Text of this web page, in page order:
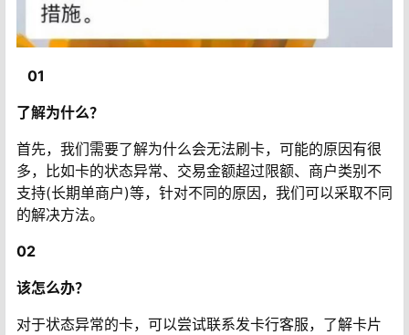
01
了解为什么？
首先，我们需要了解为什么会无法刷卡，可能的原因有很
多，比如卡的状态异常、交易金额超过限额、商户类别不
支持(长期单商户)等，针对不同的原因，我们可以采取不同
的解决方法。
02
该怎么办？
对于状态异常的卡，可以尝试联系发卡行客服，了解卡片